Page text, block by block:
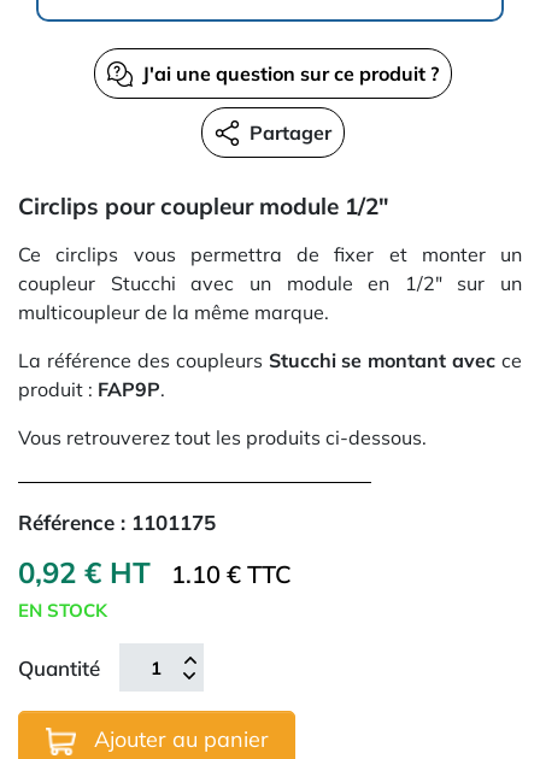
J'ai une question sur ce produit ?
Partager
Circlips pour coupleur module 1/2"
Ce circlips vous permettra de fixer et monter un
coupleur Stucchi avec un module en 1/2" sur un
multicoupleur de la même marque.
La référence des coupleurs Stucchi se montant avec ce
produit : FAP9P.
Vous retrouverez tout les produits ci-dessous.
Référence : 1101175
0,92 € HT 1.10 € TTC
EN STOCK
Quantité
Ajouter au panier